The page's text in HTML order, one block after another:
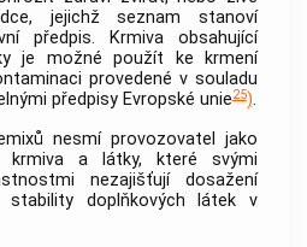
jejichž seznam stanoví
předpis. Krmiva obsahující
je možné použít ke krmení
provedené v souladu
předpisy Evropské unie25).
nesmí provozovatel jako
krmiva a látky, které svými
nezajišťují dosažení
stability doplňkových látek v